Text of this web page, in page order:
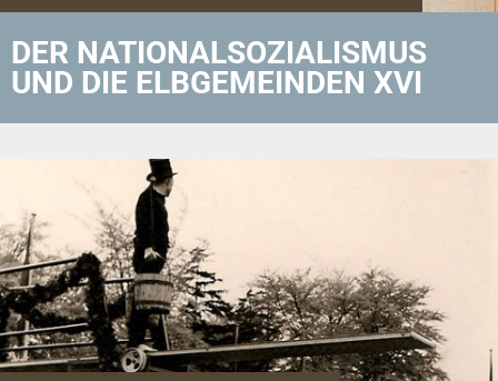
DER NATIONALSOZIALISMUS
UND DIE ELBGEMEINDEN XVI